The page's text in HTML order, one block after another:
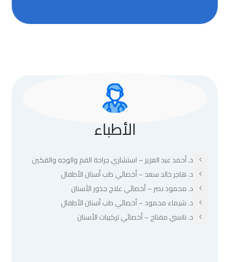
الأطباء
د. أحمد عبد العزيز – استشاري جراحة الفم والوجه والفكين
د. هاجر خالد سعد – أخصائي طب أسنان الأطفال
د. محمود نصر – أخصائي علاج جذور الأسنان
د. شيماء محمود – أخصائي طب أسنان الأطفال
د. نانسي مفتاح – أخصائي تركيبات الأسنان